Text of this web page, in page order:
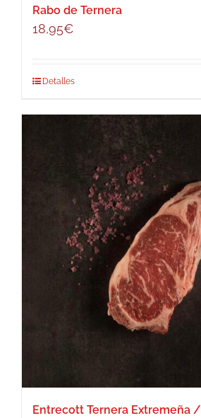
Rabo de Ternera
18,95€
Detalles
Entrecott Ternera Extremeña